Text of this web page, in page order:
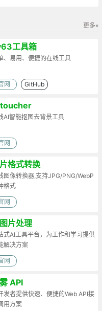
更多»
工具箱
、易用、便捷的在线工具
网 GitHub
AI智能抠图去背景工具
网
格式转换
图像转换器,支持JPG/PNG/WebP
格式
网
片处理
式AI工具平台，为工作和学习提供
解决方案
网
API
发者提供快速、便捷的Web API接
用方案